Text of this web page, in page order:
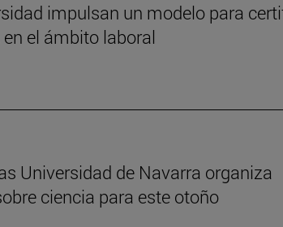
impulsan un modelo para
el ámbito laboral
Universidad de Navarra organiza
ciencia para este otoño